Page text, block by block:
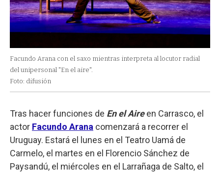
Facundo Arana con el saxo mientras interpreta al locutor radial
del unipersonal "En el aire".
Foto: difusión
Tras hacer funciones de En el Aireen Carrasco, el
actor Facundo Arana comenzará a recorrer el
Uruguay. Estará el lunes en el Teatro Uamá de
Carmelo, el martes en el Florencio Sánchez de
Paysandú, el miércoles en el Larrañaga de Salto, el